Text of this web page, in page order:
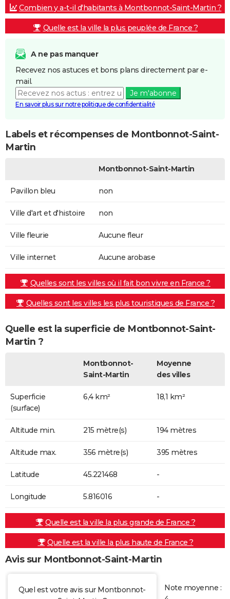
Combien y a-t-il d'habitants à Montbonnot-Saint-Martin ?
Quelle est la ville la plus peuplée de France ?
A ne pas manquer
Recevez nos astuces et bons plans directement par e-
mail.
Je m'abonne
En savoir plus sur notre politique de confidentialité
Labels et récompenses de Montbonnot-Saint-
Martin
Montbonnot-Saint-Martin
Pavillon bleu non
Ville d'art et d'histoire non
Ville fleurie Aucune fleur
Ville internet Aucune arobase
Quelles sont les villes où il fait bon vivre en France ?
Quelles sont les villes les plus touristiques de France ?
Quelle est la superficie de Montbonnot-Saint-
Martin ?
Montbonnot-
Saint-Martin
Moyenne
des villes
Superficie
(surface)
6,4 km² 18,1 km²
Altitude min. 215 mètre(s) 194 mètres
Altitude max. 356 mètre(s) 395 mètres
Latitude 45.221468 -
Longitude 5.816016 -
Quelle est la ville la plus grande de France ?
Quelle est la ville la plus haute de France ?
Avis sur Montbonnot-Saint-Martin
Quel est votre avis sur Montbonnot-
Note moyenne :